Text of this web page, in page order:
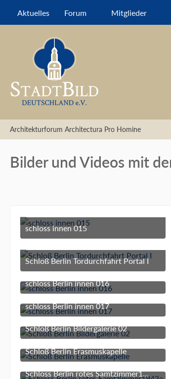
Aktuelles Forum Mitglieder
Architekturforum Architectura Pro Homine
Bilder und Videos mit
schloss innen 015
3. März 2017 um 15:51
Schloß Berlin Tordurchfahrt Portal I
3. März 2017 um 15:51
schloss Berlin innen 016
3. März 2017 um 15:51
schloss Berlin innen 017
3. März 2017 um 15:51
Schloß Berlin Bildergalerie 02
3. März 2017 um 15:51
Schloß Berlin Erasmuskapelle
3. März 2017 um 15:51
Schloss Berlin rotes Samtzimmer1943a